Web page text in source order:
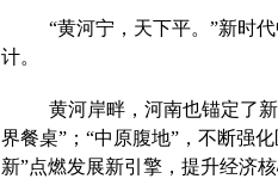
“黄河宁，天下平。”新时代
计。
黄河岸畔，河南也锚定了
界餐桌”；“中原腹地”，不断强
新”点燃发展新引擎，提升经济